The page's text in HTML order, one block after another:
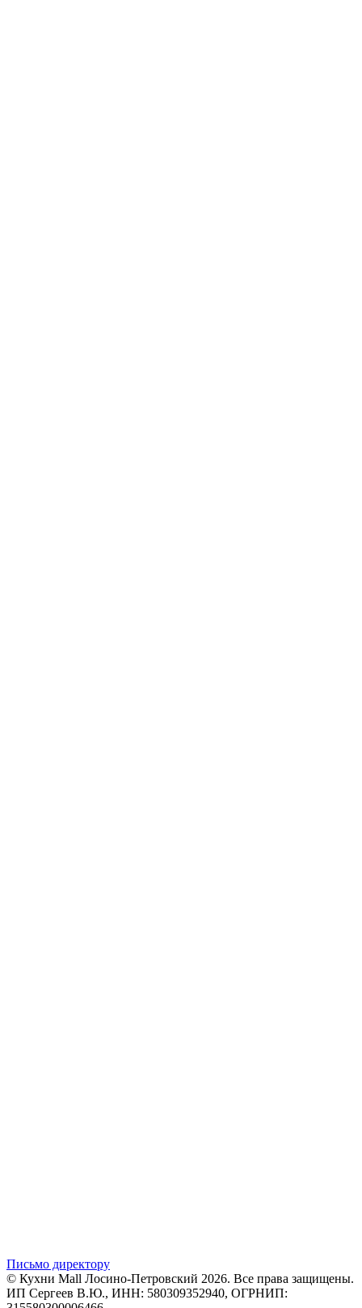
Письмо директору
© Кухни Mall Лосино-Петровский 2026. Все права защищены.
ИП Сергеев В.Ю., ИНН: 580309352940, ОГРНИП: